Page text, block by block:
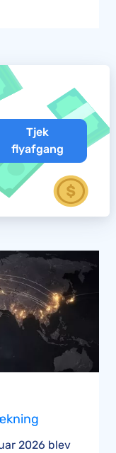
Tjek
flyafgang
2026 blev